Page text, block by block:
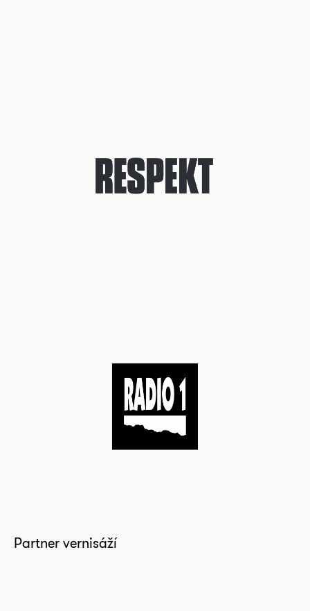
Partner vernisáží